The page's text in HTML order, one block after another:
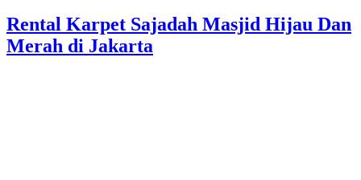
Rental Karpet Sajadah Masjid Hijau Dan
Merah di Jakarta